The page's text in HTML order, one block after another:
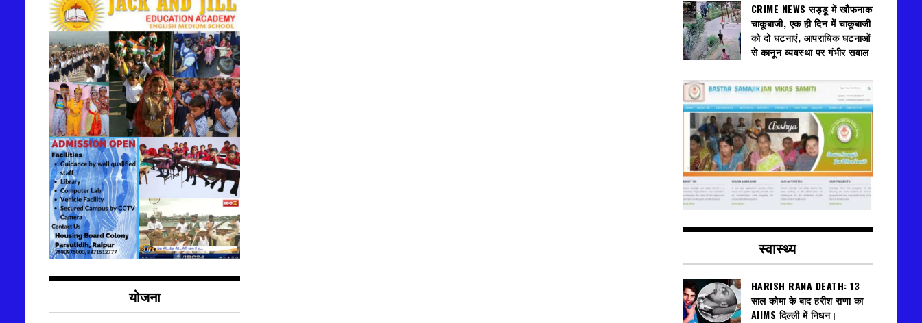
योजना
CRIME NEWS सड्डू में खौफनाक
चाकूबाजी, एक ही दिन में चाकूबाजी
को दो घटनाएं, आपराधिक घटनाओं
से कानून व्यवस्था पर गंभीर सवाल
स्वास्थ्य
HARISH RANA DEATH: 13
साल कोमा के बाद हरीश राणा का
AIIMS दिल्ली में निधन।